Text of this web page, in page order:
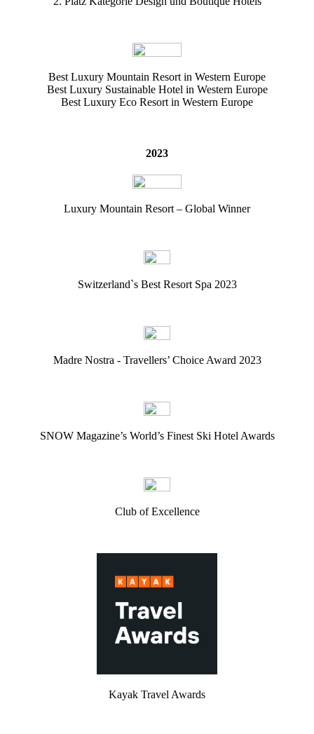
Best Luxury Mountain Resort in Western Europe
Best Luxury Sustainable Hotel in Western Europe
Best Luxury Eco Resort in Western Europe
2023
Luxury Mountain Resort – Global Winner
Switzerland`s Best Resort Spa 2023
Madre Nostra - Travellers’ Choice Award 2023
SNOW Magazine’s World’s Finest Ski Hotel Awards
Club of Excellence
Kayak Travel Awards